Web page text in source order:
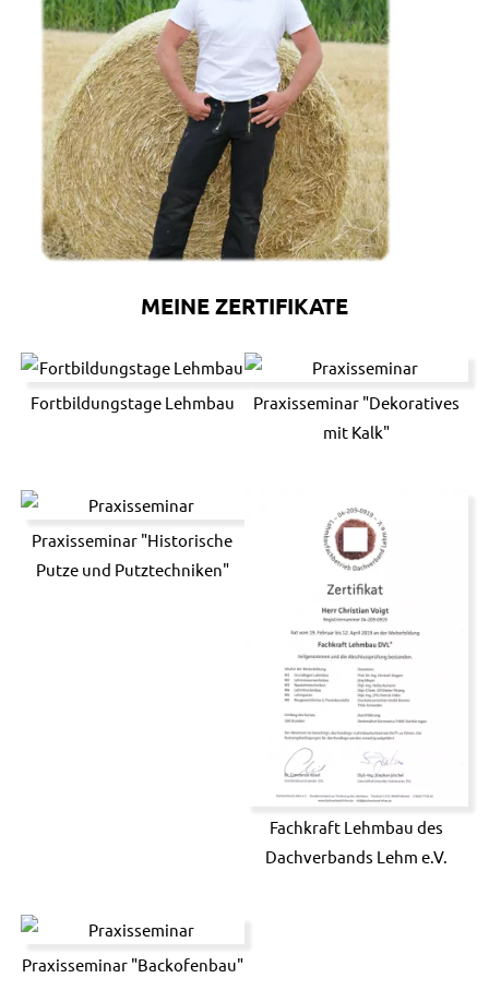
MEINE ZERTIFIKATE
Fortbildungstage Lehmbau
Praxisseminar "Dekoratives
mit Kalk"
Praxisseminar "Historische
Putze und Putztechniken"
Fachkraft Lehmbau des
Dachverbands Lehm e.V.
Praxisseminar "Backofenbau"